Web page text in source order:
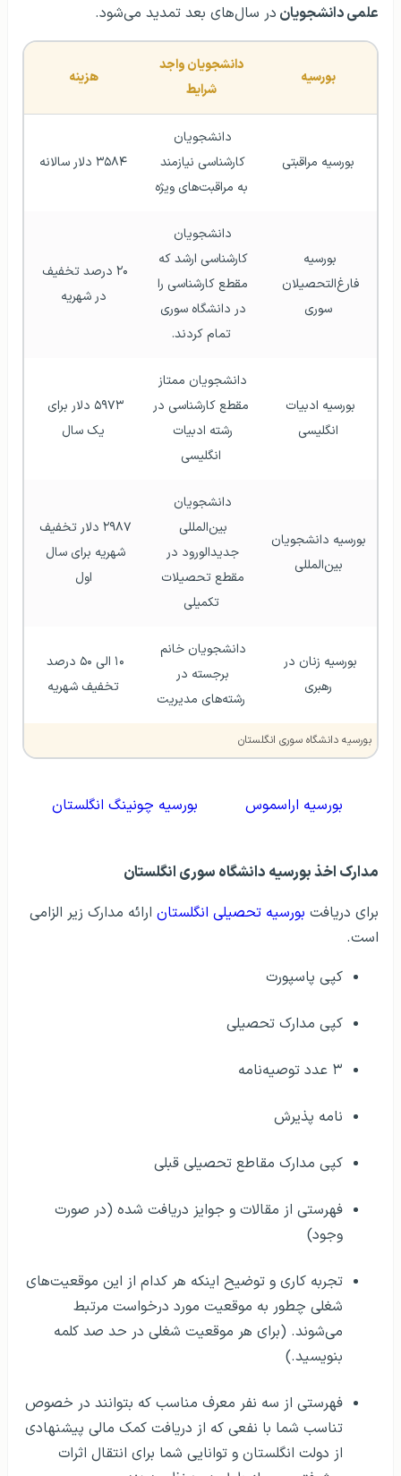
علمی دانشجویان در سال‌های بعد تمدید می‌شود.
بورسیه
شرایط
هزینه
بورسیه مراقبتی
به مراقبت‌های ویژه
۳۵۸۴ دلار سالانه
سوری
تمام کردند.
در شهریه
انگلیسی
انگلیسی
یک سال
بین‌المللی
تکمیلی
اول
رهبری
رشته‌های مدیریت
تخفیف شهریه
بورسیه دانشگاه سوری انگلستان
بورسیه اراسموس بورسیه چونینگ انگلستان
مدارک اخذ بورسیه دانشگاه سوری انگلستان
برای دریافت بورسیه تحصیلی انگلستان ارائه مدارک زیر الزامی
است.
کپی پاسپورت
کپی مدارک تحصیلی
۳ عدد توصیه‌نامه
نامه پذیرش
کپی مدارک مقاطع تحصیلی قبلی
فهرستی از مقالات و جوایز دریافت شده (در صورت
وجود)
تجربه کاری و توضیح اینکه هر کدام از این موقعیت‌های
شغلی چطور به موقعیت مورد درخواست مرتبط
می‌شوند. (برای هر موقعیت شغلی در حد صد کلمه
بنویسید.)
فهرستی از سه نفر معرف مناسب که بتوانند در خصوص
تناسب شما با نفعی که از دریافت کمک مالی پیشنهادی
از دولت انگلستان و توانایی شما برای انتقال اثرات